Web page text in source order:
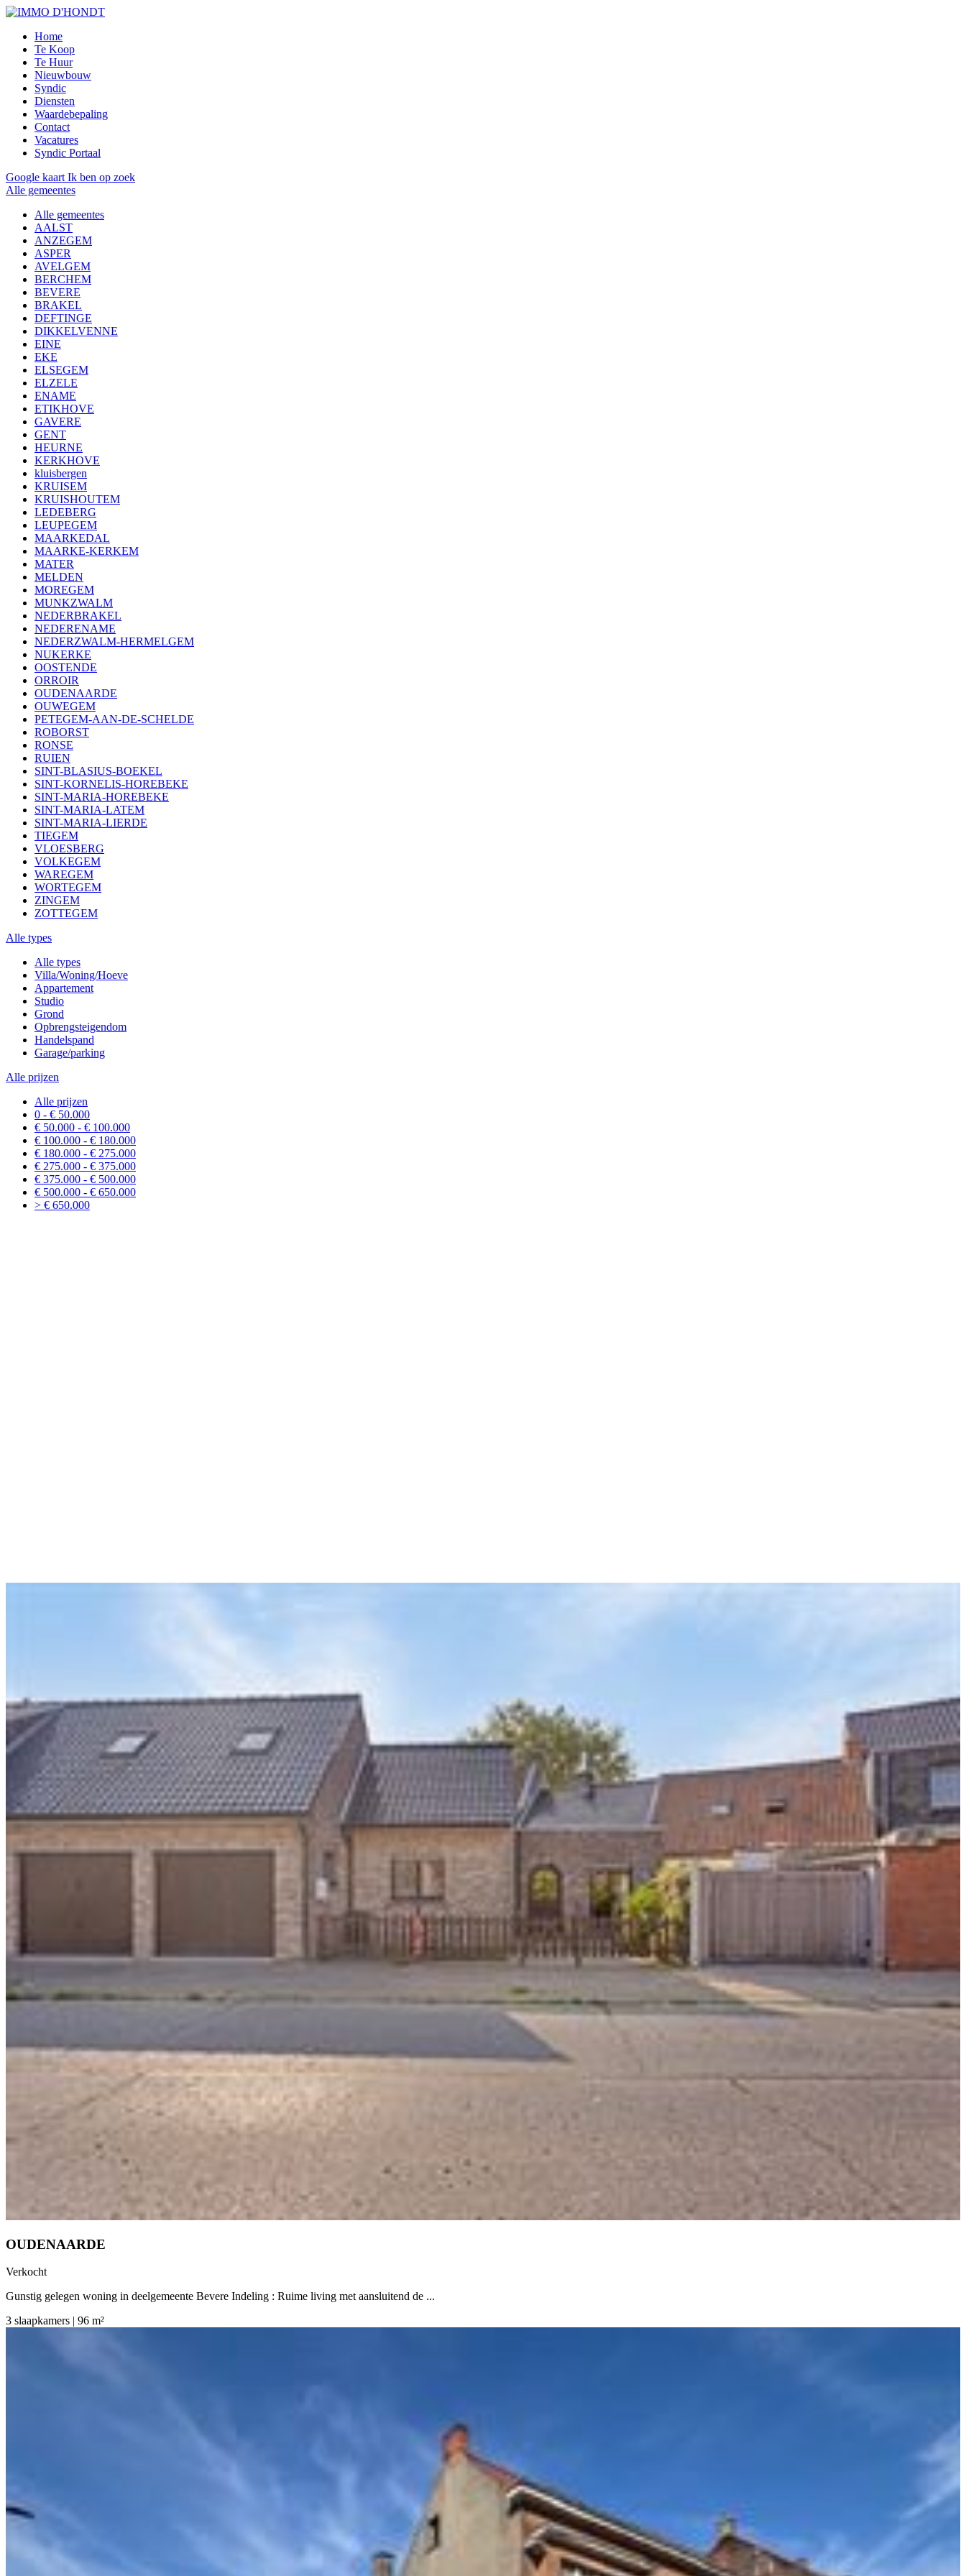
Home
Te Koop
Te Huur
Nieuwbouw
Syndic
Diensten
Waardebepaling
Contact
Vacatures
Syndic Portaal
Google kaart Ik ben op zoek
Alle gemeentes
Alle gemeentes
AALST
ANZEGEM
ASPER
AVELGEM
BERCHEM
BEVERE
BRAKEL
DEFTINGE
DIKKELVENNE
EINE
EKE
ELSEGEM
ELZELE
ENAME
ETIKHOVE
GAVERE
GENT
HEURNE
KERKHOVE
kluisbergen
KRUISEM
KRUISHOUTEM
LEDEBERG
LEUPEGEM
MAARKEDAL
MAARKE-KERKEM
MATER
MELDEN
MOREGEM
MUNKZWALM
NEDERBRAKEL
NEDERENAME
NEDERZWALM-HERMELGEM
NUKERKE
OOSTENDE
ORROIR
OUDENAARDE
OUWEGEM
PETEGEM-AAN-DE-SCHELDE
ROBORST
RONSE
RUIEN
SINT-BLASIUS-BOEKEL
SINT-KORNELIS-HOREBEKE
SINT-MARIA-HOREBEKE
SINT-MARIA-LATEM
SINT-MARIA-LIERDE
TIEGEM
VLOESBERG
VOLKEGEM
WAREGEM
WORTEGEM
ZINGEM
ZOTTEGEM
Alle types
Alle types
Villa/Woning/Hoeve
Appartement
Studio
Grond
Opbrengsteigendom
Handelspand
Garage/parking
Alle prijzen
Alle prijzen
0 - € 50.000
€ 50.000 - € 100.000
€ 100.000 - € 180.000
€ 180.000 - € 275.000
€ 275.000 - € 375.000
€ 375.000 - € 500.000
€ 500.000 - € 650.000
> € 650.000
OUDENAARDE
Verkocht
Gunstig gelegen woning in deelgemeente Bevere Indeling : Ruime living met aansluitend de ...
3 slaapkamers | 96 m²